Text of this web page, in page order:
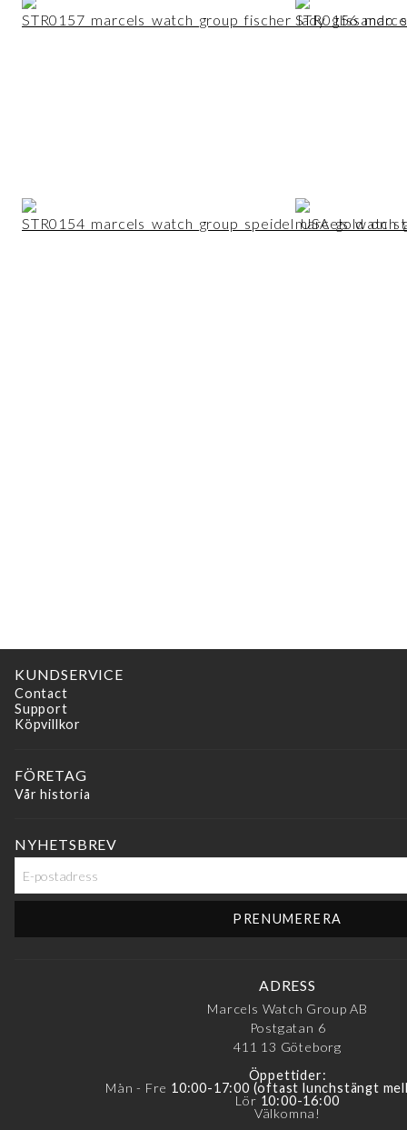
KUNDSERVICE
Contact
Support
Köpvillkor
FÖRETAG
Vår historia
NYHETSBREV
ADRESS
Marcels Watch Group AB
Postgatan 6
411 13 Göteborg
Öppettider:
Mån - Fre 10:00-17:00 (oftast lunchstängt
Lör 10:00-16:00
Välkomna!